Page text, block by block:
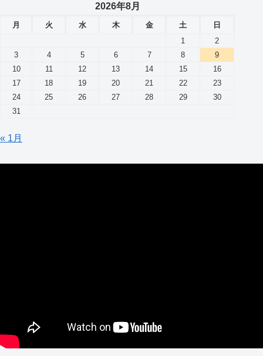
2026年8月
月 火 水 木 金 土
日
1
2
3
4 5 6 7 8
9
10
11 12 13 14 15
16
17
18 19 20 21 22
23
24
25 26 27 28 29
30
31
« 1月